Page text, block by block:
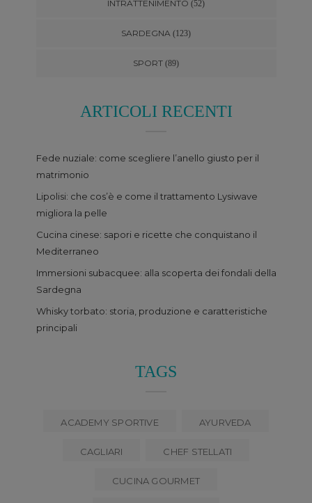
INTRATTENIMENTO (52)
SARDEGNA (123)
SPORT (89)
ARTICOLI RECENTI
Fede nuziale: come scegliere l’anello giusto per il
matrimonio
Lipolisi: che cos’è e come il trattamento Lysiwave
migliora la pelle
Cucina cinese: sapori e ricette che conquistano il
Mediterraneo
Immersioni subacquee: alla scoperta dei fondali della
Sardegna
Whisky torbato: storia, produzione e caratteristiche
principali
TAGS
ACADEMY SPORTIVE AYURVEDA
CAGLIARI CHEF STELLATI
CUCINA GOURMET